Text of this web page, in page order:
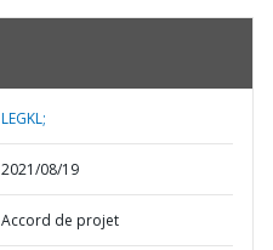
LEGKL;
2021/08/19
Accord de projet